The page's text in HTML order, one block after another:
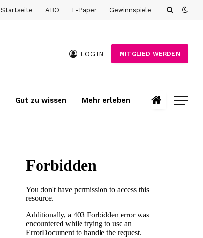
Startseite ABO E-Paper Gewinnspiele
LOGIN MITGLIED WERDEN
Gut zu wissen Mehr erleben